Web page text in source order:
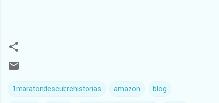
1maratondescubrehistorias amazon blog